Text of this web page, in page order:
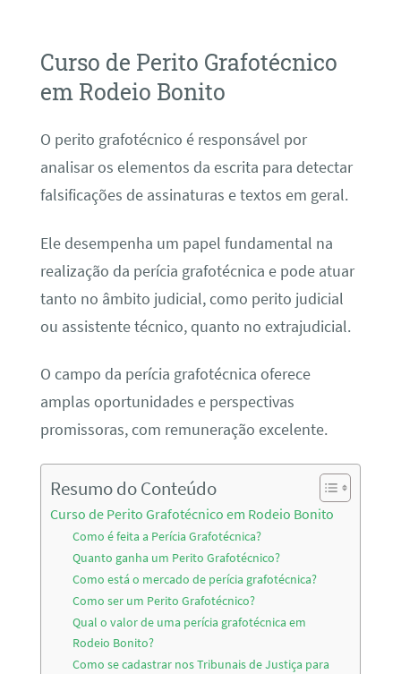
Curso de Perito Grafotécnico
em Rodeio Bonito
O perito grafotécnico é responsável por
analisar os elementos da escrita para detectar
falsificações de assinaturas e textos em geral.
Ele desempenha um papel fundamental na
realização da perícia grafotécnica e pode atuar
tanto no âmbito judicial, como perito judicial
ou assistente técnico, quanto no extrajudicial.
O campo da perícia grafotécnica oferece
amplas oportunidades e perspectivas
promissoras, com remuneração excelente.
Resumo do Conteúdo
Curso de Perito Grafotécnico em Rodeio Bonito
Como é feita a Perícia Grafotécnica?
Quanto ganha um Perito Grafotécnico?
Como está o mercado de perícia grafotécnica?
Como ser um Perito Grafotécnico?
Qual o valor de uma perícia grafotécnica em
Rodeio Bonito?
Como se cadastrar nos Tribunais de Justiça para